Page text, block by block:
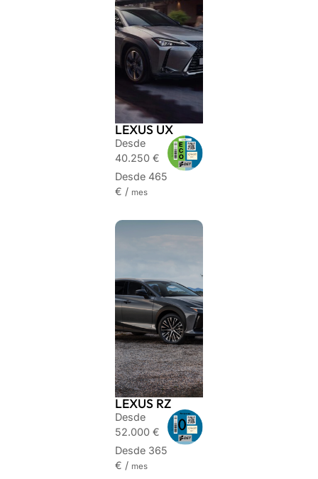
LEXUS UX
Desde
40.250 €
Desde 465
€ / mes
LEXUS RZ
Desde
52.000 €
Desde 365
€ / mes